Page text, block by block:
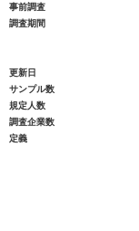
事前調査
調査期間
更新日
サンプル数
規定人数
調査企業数
定義